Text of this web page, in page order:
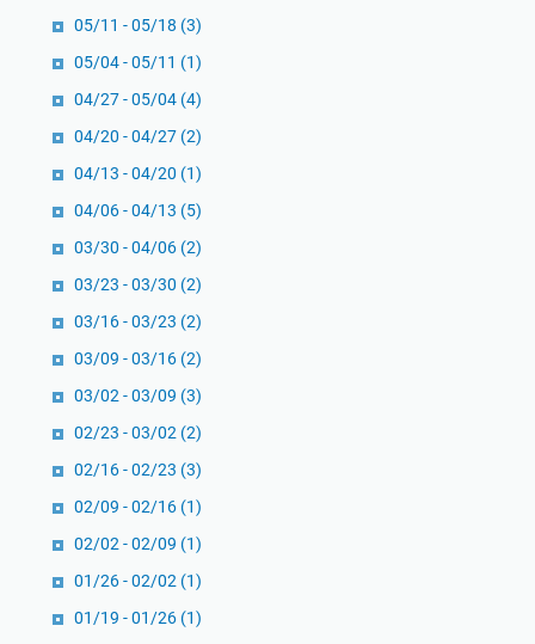
i
h
a
r
05/11 - 05/18 (3)
05/04 - 05/11 (1)
04/27 - 05/04 (4)
04/20 - 04/27 (2)
04/13 - 04/20 (1)
04/06 - 04/13 (5)
03/30 - 04/06 (2)
03/23 - 03/30 (2)
03/16 - 03/23 (2)
03/09 - 03/16 (2)
03/02 - 03/09 (3)
02/23 - 03/02 (2)
02/16 - 02/23 (3)
02/09 - 02/16 (1)
02/02 - 02/09 (1)
01/26 - 02/02 (1)
01/19 - 01/26 (1)